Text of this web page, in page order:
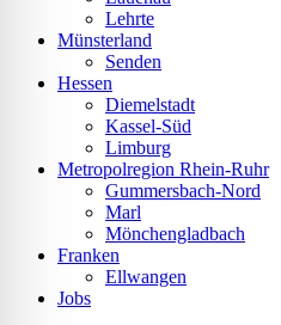
Lehrte
Münsterland
Senden
Hessen
Diemelstadt
Kassel-Süd
Limburg
Metropolregion Rhein-Ruhr
Gummersbach-Nord
Marl
Mönchengladbach
Franken
Ellwangen
Jobs